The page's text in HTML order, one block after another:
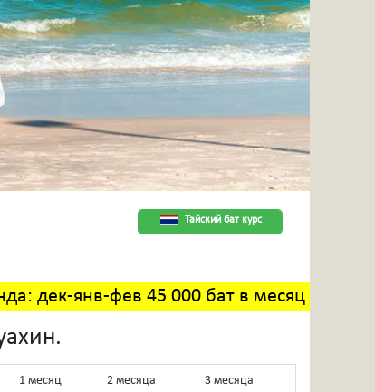
Тайский бат курс
дек-янв-фев 45 000 бат в месяц
1 месяц 2 месяца 3 месяца